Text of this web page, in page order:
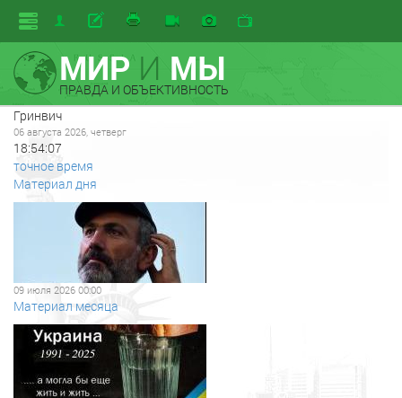
МИРИ МЫ
ПРАВДА И ОБЪЕКТИВНОСТЬ
Гринвич
06 августа 2026, четверг
18:54:07
точное время
Материал дня
09 июля 2026 00:00
Материал месяца